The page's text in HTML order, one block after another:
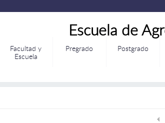
Escuela de
Facultad y
Escuela
Pregrado Postgrado